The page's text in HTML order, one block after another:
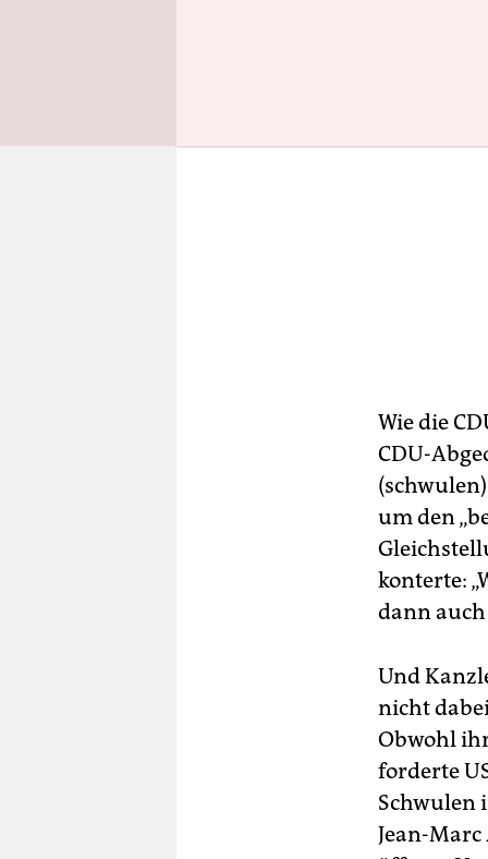
Wie die
CDU-
um den
konterte:
dann
Und
nicht
Obwohl
forderte
Schwulen
Jean-Marc